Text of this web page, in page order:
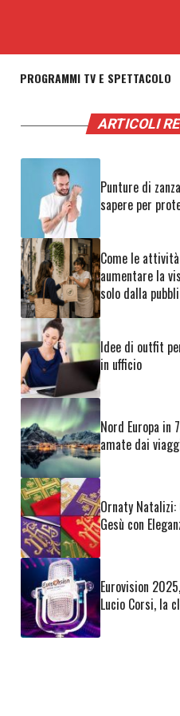
PROGRAMMI TV E SPETTACOLO
ARTICOLI
Punture di
sapere per
Come le
aumentare la
solo dalla
Idee di outfit
in ufficio
Nord Europa in
amate dai
Ornaty
Gesù con
Eurovision
Lucio Corsi, la